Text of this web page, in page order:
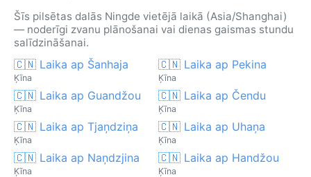
Šīs pilsētas dalās Ningde vietējā laikā (Asia/Shanghai)
— noderīgi zvanu plānošanai vai dienas gaismas stundu
salīdzināšanai.
🇨🇳 Laika ap Šanhaja
Ķīna
🇨🇳 Laika ap Pekina
Ķīna
🇨🇳 Laika ap Guandžou
Ķīna
🇨🇳 Laika ap Čendu
Ķīna
🇨🇳 Laika ap Tjaņdziņa
Ķīna
🇨🇳 Laika ap Uhaņa
Ķīna
🇨🇳 Laika ap Naņdzjina
Ķīna
🇨🇳 Laika ap Handžou
Ķīna